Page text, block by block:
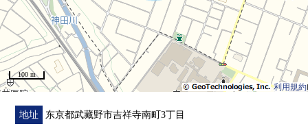
利用規約
100 m
地址 东京都武藏野市吉祥寺南町3丁目